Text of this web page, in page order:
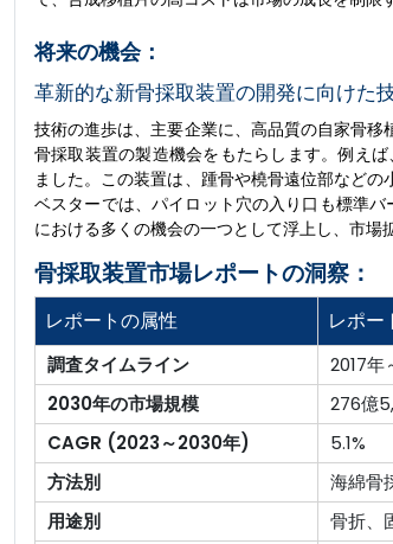
将来の機会：
革新的な新骨採取装置の開発に向けた
技術の進歩は、主要企業に、高品質の自家骨
骨採取装置の製造機会をもたらします。例
ました。この装置は、踵骨や橈骨遠位部など
ベスターでは、パイロット穴の入り口も標準
における多くの機会の一つとして浮上し、市場
骨採取装置市場レポートの洞察：
レポートの属性 レポー
調査タイムライン
2017年
2030年の市場規模
276億
CAGR (2023～2030年)
5.1%
方法別
海綿骨
用途別
骨折、